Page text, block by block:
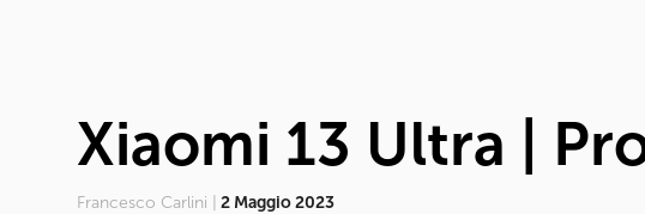
Xiaomi 13 Ultra |
Francesco Carlini | 2 Maggio 2023